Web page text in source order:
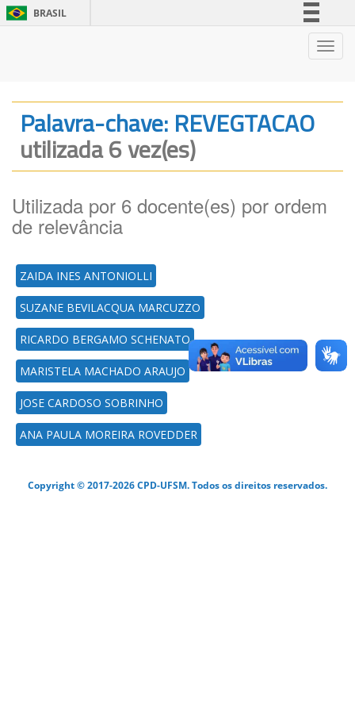
BRASIL
Legislação
Palavra-chave: REVEGTACAO
utilizada 6 vez(es)
Utilizada por 6 docente(es) por ordem
de relevância
ZAIDA INES ANTONIOLLI
SUZANE BEVILACQUA MARCUZZO
RICARDO BERGAMO SCHENATO
MARISTELA MACHADO ARAUJO
JOSE CARDOSO SOBRINHO
ANA PAULA MOREIRA ROVEDDER
Copyright © 2017-2026 CPD-UFSM. Todos os direitos reservados.